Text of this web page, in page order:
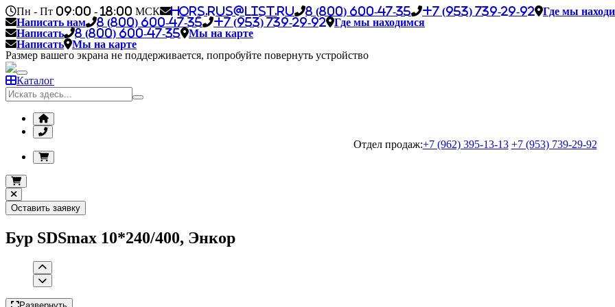
Пн - Пт 09:00 - 18:00 МСК hors.rus@list.ru 8 (800) 600-47-35 +7 (953) 739-29-92
Где мы
Написать нам
8 (800) 600-47-35 +7 (953) 739-29-92
Где мы находимся
Написать
8 (800) 600-47-35
Мы на карте
Написать
Мы на карте
Размер вашего экрана не поддерживается, попробуйте повернуть устройство
Каталог
Отдел продаж:+7 (962) 395-13-13 +7 (953) 739-29-92
Оставить заявку
Бур SDSmax 10*240/400, Энкор